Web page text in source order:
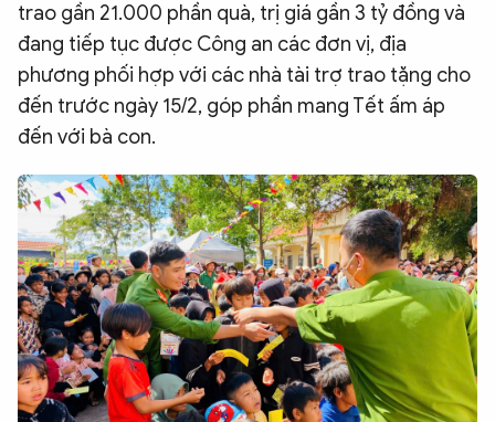
Infographic
Chuyên trangAn ninh thế giới Văn nghệ Công an
Chuyên đề
trao gần 21.000 phần quà, trị giá gần 3 tỷ đồng và
đang tiếp tục được Công an các đơn vị, địa
phương phối hợp với các nhà tài trợ trao tặng cho
đến trước ngày 15/2, góp phần mang Tết ấm áp
đến với bà con.